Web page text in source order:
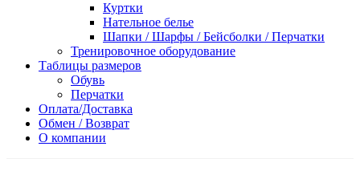
Куртки
Нательное белье
Шапки / Шарфы / Бейсболки / Перчатки
Тренировочное оборудование
Таблицы размеров
Обувь
Перчатки
Оплата/Доставка
Обмен / Возврат
О компании